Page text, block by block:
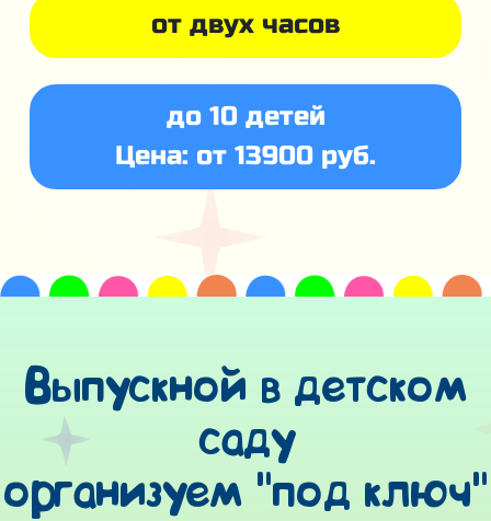
от двух часов
до 10 детей
Цена: от 13900 руб.
Выпускной в детском
саду
организуем "под ключ"